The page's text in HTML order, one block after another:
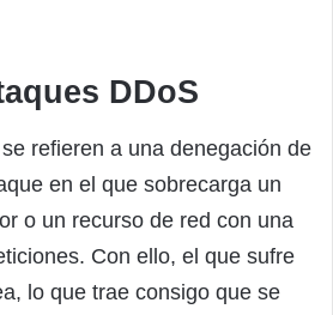
DDoS
refieren a una denegación de
en el que sobrecarga un
o un recurso de red con una
Con ello, el que sufre
lo que trae consigo que se